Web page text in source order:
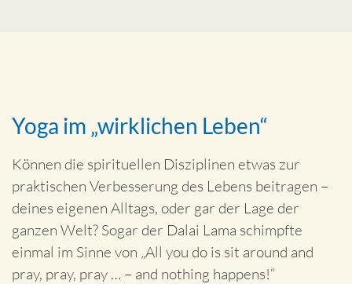
Yoga im „wirklichen Leben“
Können die spirituellen Disziplinen etwas zur
praktischen Verbesserung des Lebens beitragen –
deines eigenen Alltags, oder gar der Lage der
ganzen Welt? Sogar der Dalai Lama schimpfte
einmal im Sinne von „All you do is sit around and
pray, pray, pray … – and nothing happens!“